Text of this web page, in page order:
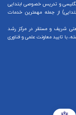
و تدریس خصوصی ابتدایی
) از جمله مهمترین خدمات
شریف و مستقر در مرکز رشد
با تایید معاونت علمی و فناوری